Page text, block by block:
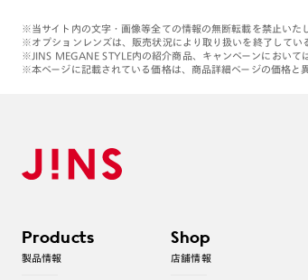
※当サイト内の文字・画像等全ての情報の無断転載を禁止いたし
※オプションレンズは、販売状況により取り扱いを終了してい
※JINS MEGANE STYLE内の紹介商品、キャンペーンにおいて
※本ページに記載されている価格は、商品詳細ページの価格と
Products
製品情報
Shop
店舗情報